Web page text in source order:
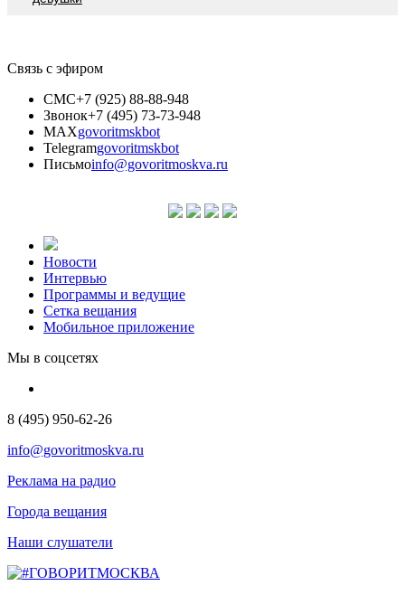
Связь с эфиром
СМС+7 (925) 88-88-948
Звонок+7 (495) 73-73-948
MAXgovoritmskbot
Telegramgovoritmskbot
Письмоinfo@govoritmoskva.ru
Новости
Интервью
Программы и ведущие
Сетка вещания
Мобильное приложение
Мы в соцсетях
8 (495) 950-62-26
info@govoritmoskva.ru
Реклама на радио
Города вещания
Наши слушатели